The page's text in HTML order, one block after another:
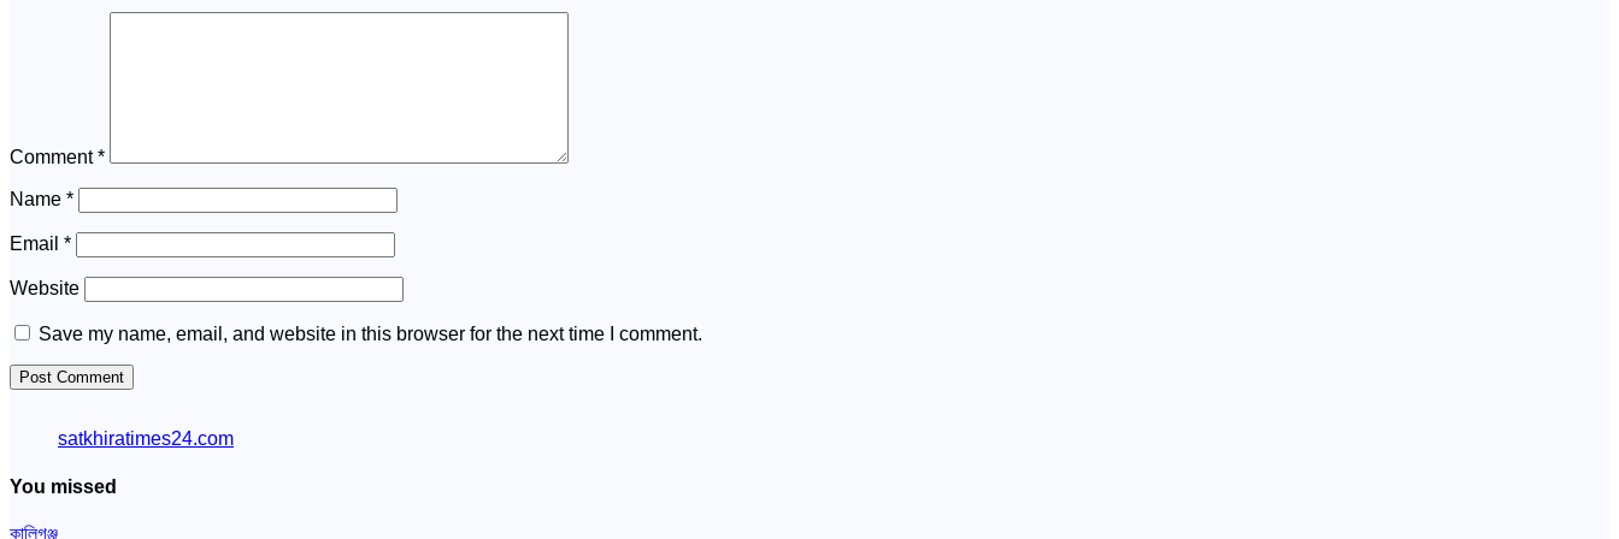
Comment*
Name *
Email *
Website
Save my name, email, and website in this browser for the next time I comment.
satkhiratimes24.com
You missed
কালিগঞ্জ